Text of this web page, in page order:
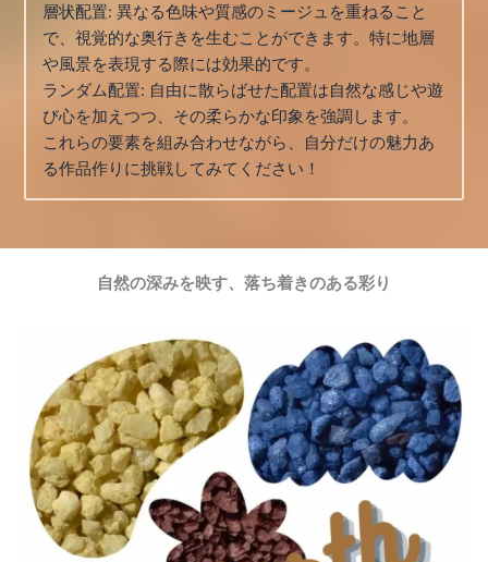
層状配置: 異なる色味や質感のミージュを重ねること
で、視覚的な奥行きを生むことができます。特に地層
や風景を表現する際には効果的です。
ランダム配置: 自由に散らばせた配置は自然な感じや遊
び心を加えつつ、その柔らかな印象を強調します。
これらの要素を組み合わせながら、自分だけの魅力あ
る作品作りに挑戦してみてください！
自然の深みを映す、落ち着きのある彩り